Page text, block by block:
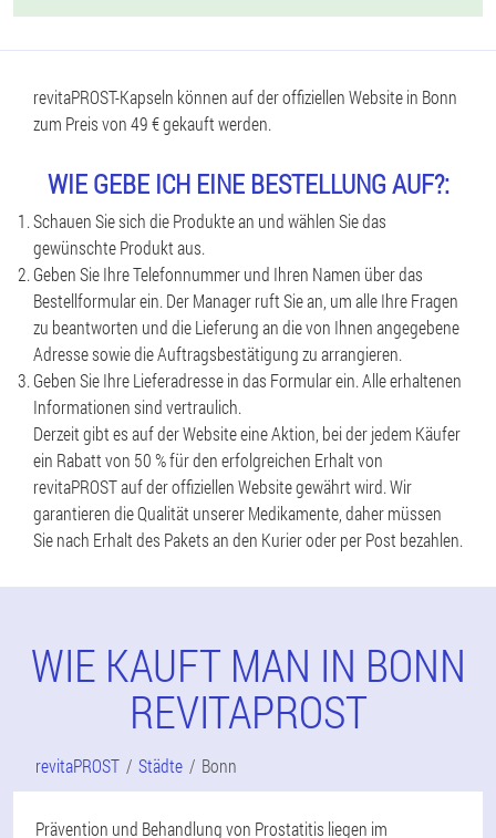
revitaPROST-Kapseln können auf der offiziellen Website in Bonn
zum Preis von 49 € gekauft werden.
WIE GEBE ICH EINE BESTELLUNG AUF?:
Schauen Sie sich die Produkte an und wählen Sie das
gewünschte Produkt aus.
Geben Sie Ihre Telefonnummer und Ihren Namen über das
Bestellformular ein. Der Manager ruft Sie an, um alle Ihre Fragen
zu beantworten und die Lieferung an die von Ihnen angegebene
Adresse sowie die Auftragsbestätigung zu arrangieren.
Geben Sie Ihre Lieferadresse in das Formular ein. Alle erhaltenen
Informationen sind vertraulich.
Derzeit gibt es auf der Website eine Aktion, bei der jedem Käufer
ein Rabatt von 50 % für den erfolgreichen Erhalt von
revitaPROST auf der offiziellen Website gewährt wird. Wir
garantieren die Qualität unserer Medikamente, daher müssen
Sie nach Erhalt des Pakets an den Kurier oder per Post bezahlen.
WIE KAUFT MAN IN BONN
REVITAPROST
revitaPROST Städte Bonn
Prävention und Behandlung von Prostatitis liegen im